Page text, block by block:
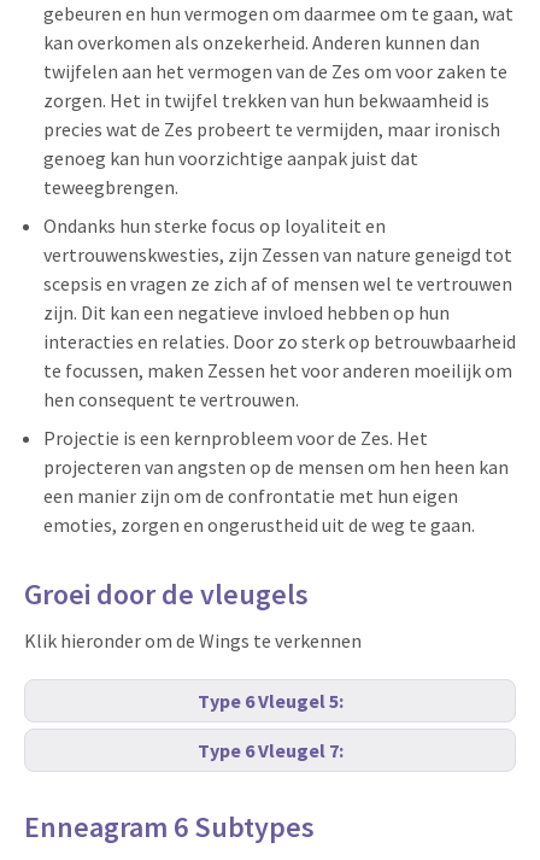
gebeuren en hun vermogen om daarmee om te gaan, wat
kan overkomen als onzekerheid. Anderen kunnen dan
twijfelen aan het vermogen van de Zes om voor zaken te
zorgen. Het in twijfel trekken van hun bekwaamheid is
precies wat de Zes probeert te vermijden, maar ironisch
genoeg kan hun voorzichtige aanpak juist dat
teweegbrengen.
Ondanks hun sterke focus op loyaliteit en
vertrouwenskwesties, zijn Zessen van nature geneigd tot
scepsis en vragen ze zich af of mensen wel te vertrouwen
zijn. Dit kan een negatieve invloed hebben op hun
interacties en relaties. Door zo sterk op betrouwbaarheid
te focussen, maken Zessen het voor anderen moeilijk om
hen consequent te vertrouwen.
Projectie is een kernprobleem voor de Zes. Het
projecteren van angsten op de mensen om hen heen kan
een manier zijn om de confrontatie met hun eigen
emoties, zorgen en ongerustheid uit de weg te gaan.
Groei door de vleugels
Klik hieronder om de Wings te verkennen
Type 6 Vleugel 5:
Type 6 Vleugel 7:
Enneagram 6 Subtypes